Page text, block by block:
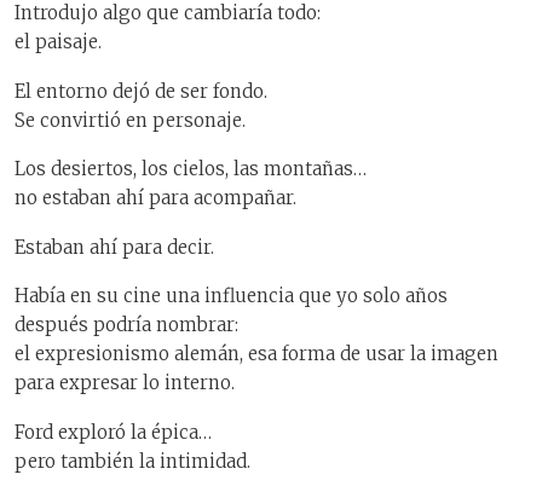
Introdujo algo que cambiaría todo:
el paisaje.
El entorno dejó de ser fondo.
Se convirtió en personaje.
Los desiertos, los cielos, las montañas…
no estaban ahí para acompañar.
Estaban ahí para decir.
Había en su cine una influencia que yo solo años
después podría nombrar:
el expresionismo alemán, esa forma de usar la imagen
para expresar lo interno.
Ford exploró la épica…
pero también la intimidad.